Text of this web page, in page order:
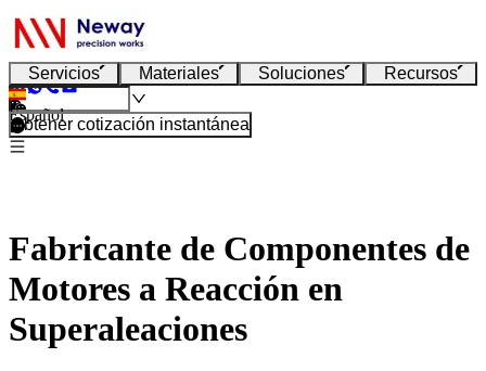
Servicios Materiales Soluciones Recursos
Español
Obtener cotización instantánea
Fabricante de Componentes de
Motores a Reacción en
Superaleaciones